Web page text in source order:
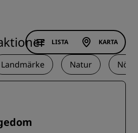
Landmärke Natur
LISTA KARTA